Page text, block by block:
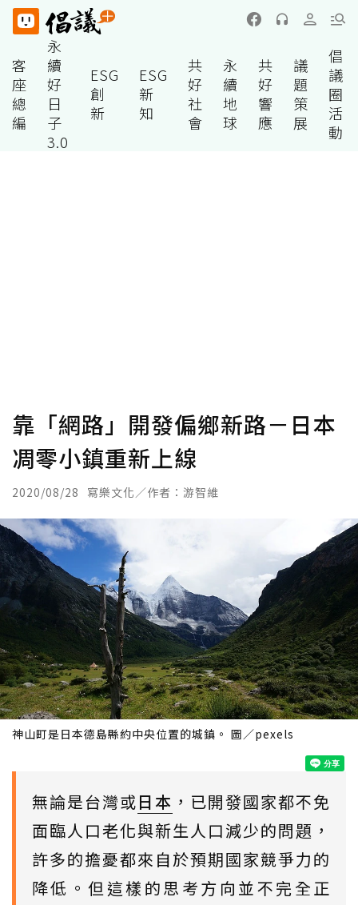
客
座
總
編
永
續
好
日
子
3.0
ESG
創
新
ESG
新
知
共
好
社
會
永
續
地
球
共
好
響
應
議
題
策
展
倡
議
圈
活
動
靠「網路」開發偏鄉新路－日本
凋零小鎮重新上線
2020/08/28 寫樂文化／作者：游智維
神山町是日本德島縣約中央位置的城鎮。 圖／pexels
無論是台灣或日本 ，已開發國家都不免
面臨人口老化與新生人口減少的問題，
許多的擔憂都來自於預期國家競爭力的
降低。但這樣的思考方向並不完全正